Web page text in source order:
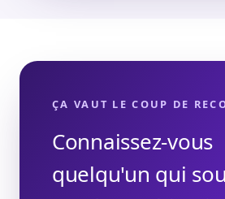
ÇA VAUT LE COUP DE
Connaissez-vous
quelqu'un qui